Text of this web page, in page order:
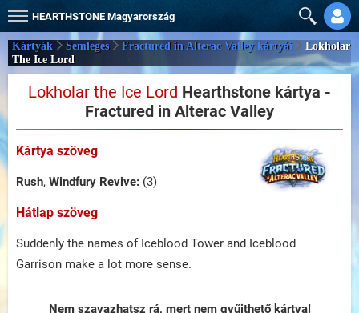
HEARTHSTONE Magyarország
Kártyák Semleges Fractured in Alterac Valley kártyái
Lokholar
The Ice Lord
Lokholar the Ice Lord Hearthstone kártya -
Fractured in Alterac Valley
Kártya szöveg
Rush, Windfury Revive: (3)
Hátlap szöveg
Suddenly the names of Iceblood Tower and Iceblood
Garrison make a lot more sense.
Nem szavazhatsz rá, mert nem gyűjthető kártya!